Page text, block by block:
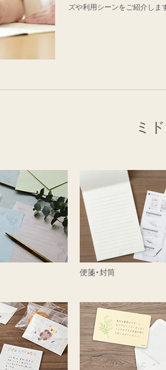
ズや利用シーンをご紹介しま
ミ
便箋・封筒